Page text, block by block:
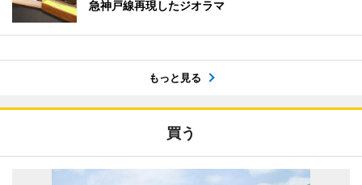
急神戸線再現したジオラマ
もっと見る
買う